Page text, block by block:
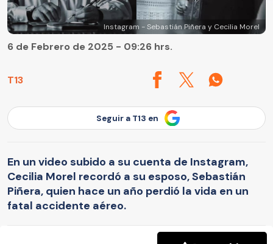
Instagram - Sebastián Piñera y Cecilia Morel
T13
6 de Febrero de 2025 - 09:26 hrs.
Seguir a T13 en
En un video subido a su cuenta de Instagram,
Cecilia Morel recordó a su esposo, Sebastián
Piñera, quien hace un año perdió la vida en un
fatal accidente aéreo.